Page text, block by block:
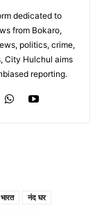
dedicated to
from Bokaro,
politics, crime,
City Hulchul aims
reporting.
नंद घर